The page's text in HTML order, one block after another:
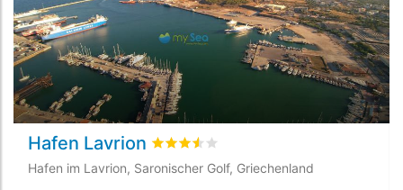
Hafen Lavrion bewertet3.5
Hafen im Lavrion, Saronischer Golf, Griechenland